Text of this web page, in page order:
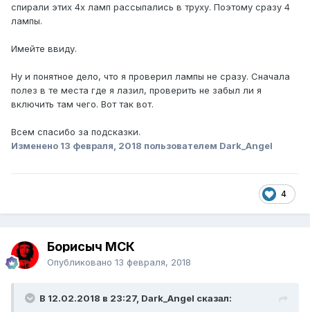
спирали этих 4х ламп рассыпались в труху. Поэтому сразу 4
лампы.
Имейте ввиду.
Ну и понятное дело, что я проверил лампы не сразу. Сначала
полез в те места где я лазил, проверить не забыл ли я
включить там чего. Вот так вот.
Всем спасибо за подсказки.
Изменено 13 февраля, 2018 пользователем Dark_Angel
4
Борисыч МСК
Опубликовано 13 февраля, 2018
В 12.02.2018 в 23:27, Dark_Angel сказал: